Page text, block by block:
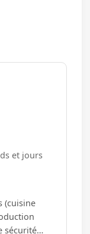
et jours
(cuisine
sécurité